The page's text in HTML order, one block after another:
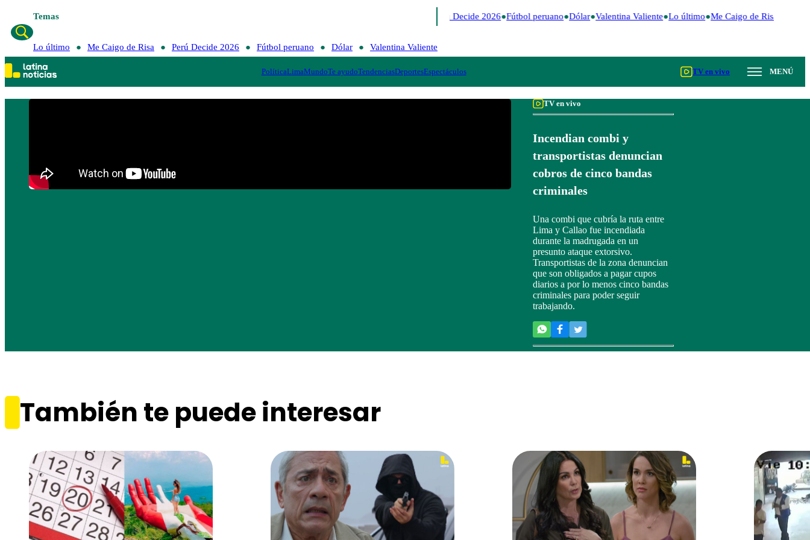
Temas Perú Decide 2026 Fútbol peruano Dólar Valentina Valiente Lo último Me Caigo de Risa
Lo último Me Caigo de Risa Perú Decide 2026 Fútbol peruano Dólar Valentina Valiente
PolíticaLimaMundoTe ayudoTendenciasDeportesEspectáculos TV en vivo MENÚ
TV en vivo
Incendian combi y
transportistas denuncian
cobros de cinco bandas
criminales
Una combi que cubría la ruta entre
Lima y Callao fue incendiada
durante la madrugada en un
presunto ataque extorsivo.
Transportistas de la zona denuncian
que son obligados a pagar cupos
diarios a por lo menos cinco bandas
criminales para poder seguir
trabajando.
También te puede interesar